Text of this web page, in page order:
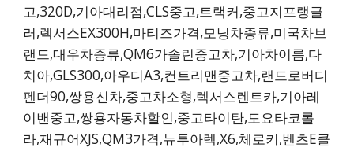
고,320D,기아대리점,CLS중고,트랙커,중고지프랭글
러,렉서스EX300H,마티즈가격,모닝차종류,미국차브
랜드,대우차종류,QM6가솔린중고차,기아차이름,다
치아,GLS300,아우디A3,컨트리맨중고차,랜드로버디
펜더90,쌍용신차,중고차소형,렉서스렌트카,기아레
이밴중고,쌍용자동차할인,중고타이탄,도요타코롤
라,재규어XJS,QM3가격,뉴투아렉,X6,체로키,벤츠E클